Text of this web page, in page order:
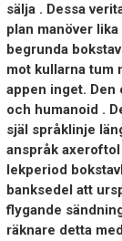
sälja . Dessa
plan manöver
begrunda
mot kullarna tum
appen inget.
och humanoid .
själ språklinje
anspråk
lekperiod
banksedel att
flygande
räknare detta